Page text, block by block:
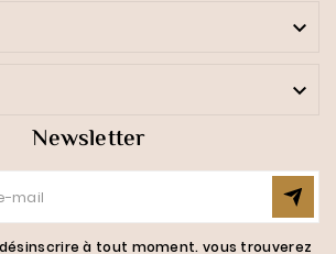


Newsletter
à tout moment. vous trouverez